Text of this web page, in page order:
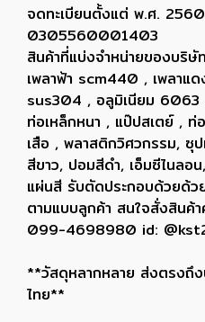
จดทะเบียนตั้งแต่ พ.ศ.
0305560001403
สินค้าที่แบ่งจำหน่ายของบริ
เพลาฟ้า scm440 , เพลาแ
sus304 , อลูมิเนียม 6063
ท่อเหล็กหนา , แป๊ปสเตย์ ,
เสือ , พลาสติกวิศวกรรม, ซุ
สีขาว, ปอมสีดำ, เอ็มซีไนลอ
แผ่นสี รับตัดประกอบด้วยด้วย
ตามแบบลูกค้า สนใจสั่งสินค้
099-4698980 id:
**วัสดุหลากหลาย ส่งตรงถึ
ไทย**